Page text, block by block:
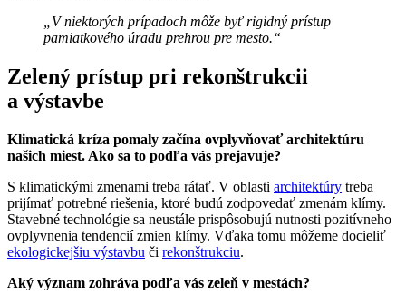
„V niektorých prípadoch môže byť rigidný prístup
pamiatkového úradu prehrou pre mesto.“
Zelený prístup pri rekonštrukcii
a výstavbe
Klimatická kríza pomaly začína ovplyvňovať architektúru
našich miest. Ako sa to podľa vás prejavuje?
S klimatickými zmenami treba rátať. V oblasti architektúry treba
prijímať potrebné riešenia, ktoré budú zodpovedať zmenám klímy.
Stavebné technológie sa neustále prispôsobujú nutnosti pozitívneho
ovplyvnenia tendencií zmien klímy. Vďaka tomu môžeme docieliť
ekologickejšiu výstavbu či rekonštrukciu.
Aký význam zohráva podľa vás zeleň v mestách?